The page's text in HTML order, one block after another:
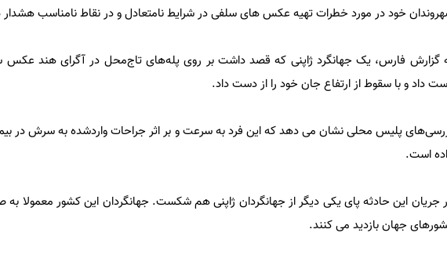
خود در مورد خطرات تهیه عکس های سلفی در شرایط نامتعادل و در نقاط نامناسب هشدار
گزارش فارس، یک جهانگرد ژاپنی که قصد داشت بر روی پله‌های تاج‌محل در آگرای هند عکس
داد و با سقوط از ارتفاع جان خود را از دست داد.
پلیس محلی نشان می دهد که این فرد به سرعت و بر اثر جراحات واردشده به سرش در
است.
جریان این حادثه پای یکی دیگر از جهانگردان ژاپنی هم شکست. جهانگردان این کشور معمولا به
جهان بازدید می کنند.